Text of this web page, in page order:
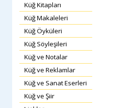
Küğ Kitapları
Küğ Makaleleri
Küğ Öyküleri
Küğ Söyleşileri
Küğ ve Notalar
Küğ ve Reklamlar
Küğ ve Sanat Eserleri
Küğ ve Şiir